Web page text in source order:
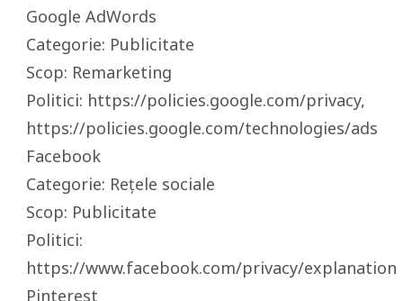
Google AdWords
Categorie: Publicitate
Scop: Remarketing
Politici: https://policies.google.com/privacy,
https://policies.google.com/technologies/ads
Facebook
Categorie: Rețele sociale
Scop: Publicitate
Politici:
https://www.facebook.com/privacy/explanation
Pinterest